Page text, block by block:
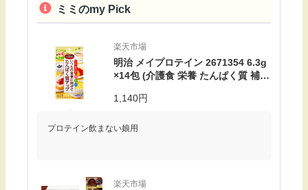
ミミのmy Pick
楽天市場
明治 メイプロテイン 2671354 6.3g
×14包 (介護食 栄養 たんぱく質 補給
1,140円
プロテイン飲まない娘用
楽天市場